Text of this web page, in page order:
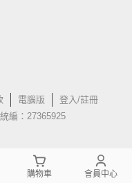
電腦版
登入/註冊
編：27365925
購物車 會員中心